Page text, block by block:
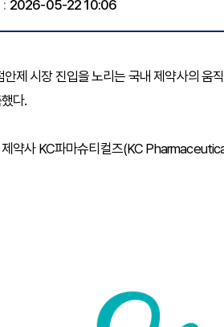
: 2026-05-22 10:06
제 시장 진입을 노리는 국내 제약사의 움
다.
약사 KC파마슈티컬즈(KC